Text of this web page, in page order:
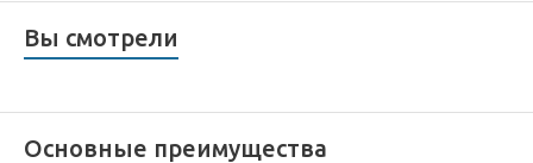
Вы смотрели
Основные преимущества